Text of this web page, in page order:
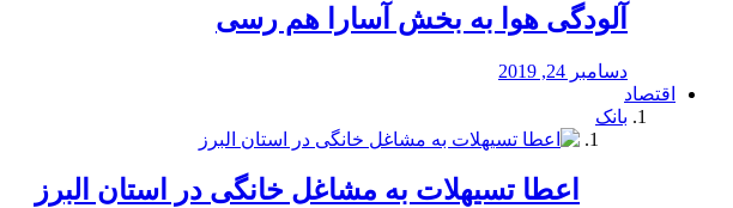
آلودگی هوا به بخش آسارا هم رسی
دسامبر 24, 2019
اقتصاد
بانک
️اعطا تسیهلات به مشاغل خانگی در استان البرز